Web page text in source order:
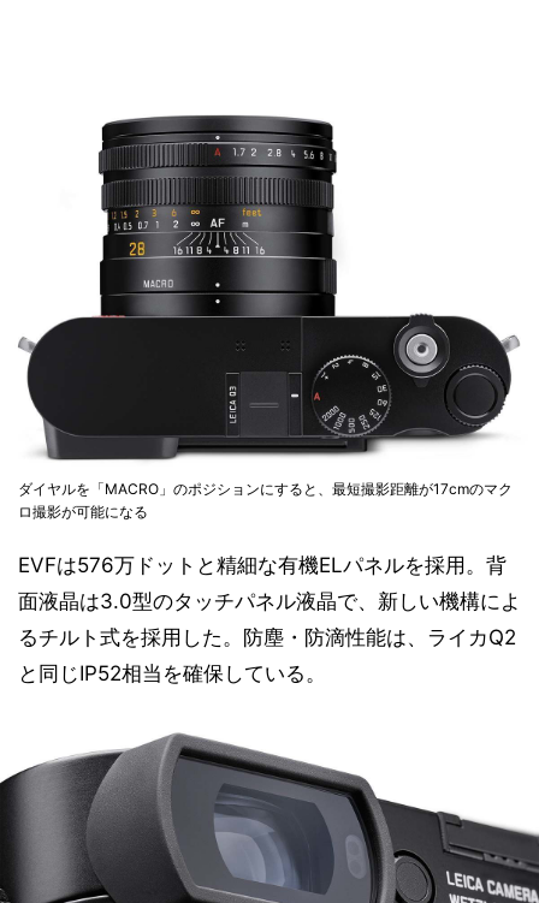
ダイヤルを「MACRO」のポジションにすると、最短撮影距離が17cmのマク
ロ撮影が可能になる
EVFは576万ドットと精細な有機ELパネルを採用。背
面液晶は3.0型のタッチパネル液晶で、新しい機構によ
るチルト式を採用した。防塵・防滴性能は、ライカQ2
と同じIP52相当を確保している。